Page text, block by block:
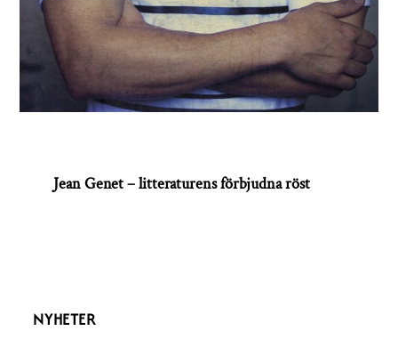
Jean Genet – litteraturens förbjudna röst
NYHETER